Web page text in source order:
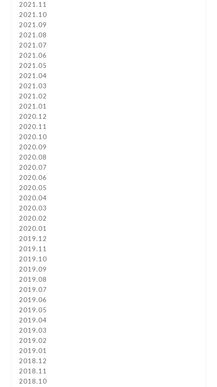
2021.11
2021.10
2021.09
2021.08
2021.07
2021.06
2021.05
2021.04
2021.03
2021.02
2021.01
2020.12
2020.11
2020.10
2020.09
2020.08
2020.07
2020.06
2020.05
2020.04
2020.03
2020.02
2020.01
2019.12
2019.11
2019.10
2019.09
2019.08
2019.07
2019.06
2019.05
2019.04
2019.03
2019.02
2019.01
2018.12
2018.11
2018.10